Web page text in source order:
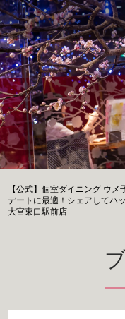
【公式】個室ダイニング ウ
デートに最適！シェアしてハ
大宮東口駅前店